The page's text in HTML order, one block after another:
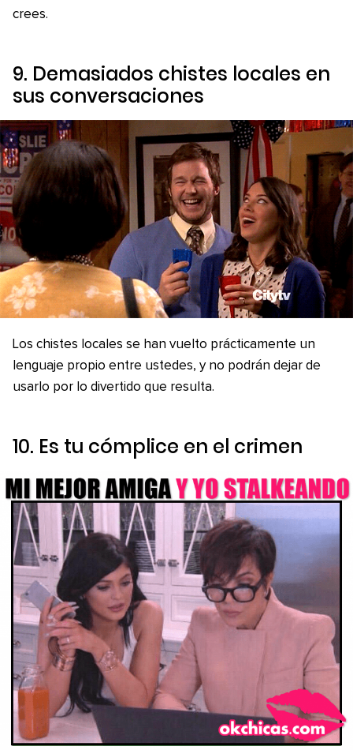
crees.
9. Demasiados chistes locales en
sus conversaciones
Los chistes locales se han vuelto prácticamente un
lenguaje propio entre ustedes, y no podrán dejar de
usarlo por lo divertido que resulta.
10. Es tu cómplice en el crimen